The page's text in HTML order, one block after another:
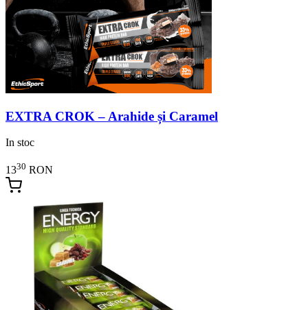
EXTRA CROK – Arahide și Caramel
In stoc
1330 RON